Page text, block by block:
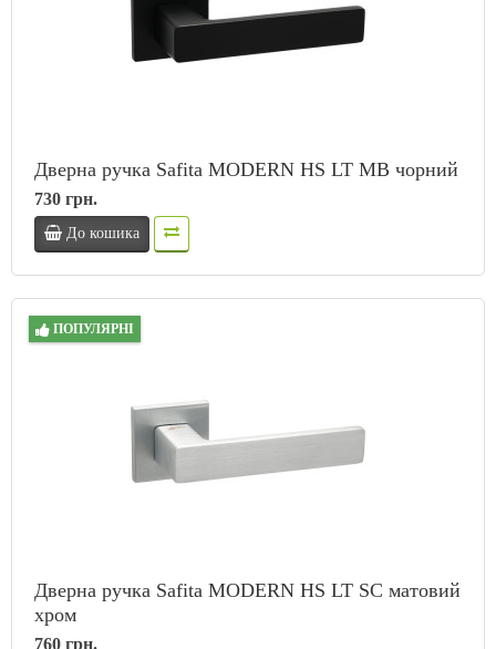
Дверна ручка Safita MODERN HS LT MB чорний
730 грн.
До кошика
ПОПУЛЯРНІ
Дверна ручка Safita MODERN HS LT SC матовий
хром
760 грн.